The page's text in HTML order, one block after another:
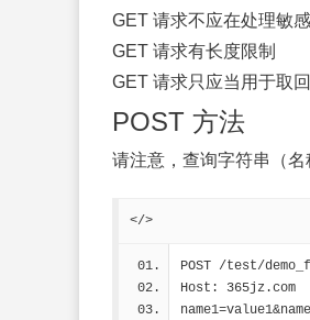
GET 请求不应在处理敏
GET 请求有长度限制
GET 请求只应当用于取
POST 方法
请注意，查询字符串（
</>
POST /test/
Host: 365jz.com